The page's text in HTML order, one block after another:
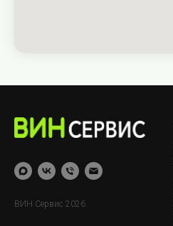
ВИН Сервис 2026